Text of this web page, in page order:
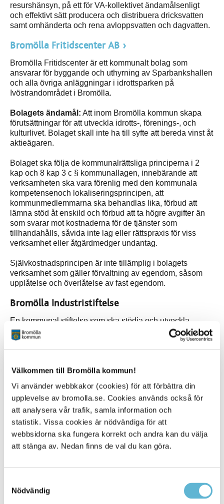
Välkommen till Bromölla kommun!
Vi använder webbkakor (cookies) för att förbättra din
upplevelse av bromolla.se. Cookies används också för
att analysera vår trafik, samla information och
statistik. Vissa cookies är nödvändiga för att
webbsidorna ska fungera korrekt och andra kan du välja
att stänga av. Nedan finns de val du kan göra.
Nödvändig
resurshänsyn, på ett för VA-kollektivet ändamålsenligt
och effektivt sätt producera och distribuera dricksvatten
samt omhänderta och rena avloppsvatten och dagvatten.
Bromölla Fritidscenter AB
Bromölla Fritidscenter är ett kommunalt bolag som
ansvarar för byggande och uthyrning av Sparbankshallen
och alla övriga anläggningar i idrottsparken på
Ivöstrandområdet i Bromölla.
Bolagets ändamål: Att inom Bromölla kommun skapa
förutsättningar för att utveckla idrotts-, förenings-, och
kulturlivet. Bolaget skall inte ha till syfte att bereda vinst åt
aktieägaren.
Bolaget ska följa de kommunalrättsliga principerna i 2
kap och 8 kap 3 c § kommunallagen, innebärande att
verksamheten ska vara förenlig med den kommunala
kompetensenoch lokaliseringsprincipen, att
kommunmedlemmarna ska behandlas lika, förbud att
lämna stöd åt enskild och förbud att ta högre avgifter än
som svarar mot kostnaderna för de tjänster som
tillhandahålls, såvida inte lag eller rättspraxis för viss
verksamhet eller åtgärdmedger undantag.
Självkostnadsprincipen är inte tillämplig i bolagets
verksamhet som gäller förvaltning av egendom, såsom
upplåtelse och överlåtelse av fast egendom.
Bromölla Industristiftelse
En kommunal stiftelse som ska stödja och utveckla
näringslivet inom Bromölla kommun.
offentlig administration. I förekommande fall skall
fastigheter för nämnda behov. Stiftelsen får enbart befatta
sig med frågor som är kompetensenliga för kommun
enligt kommunallagen.
Delägda bolag
Skåne Blekinge Vattentjänst AB (SBVT AB)
Syftet med driftbolaget är att skapa en effektiv, kompetent